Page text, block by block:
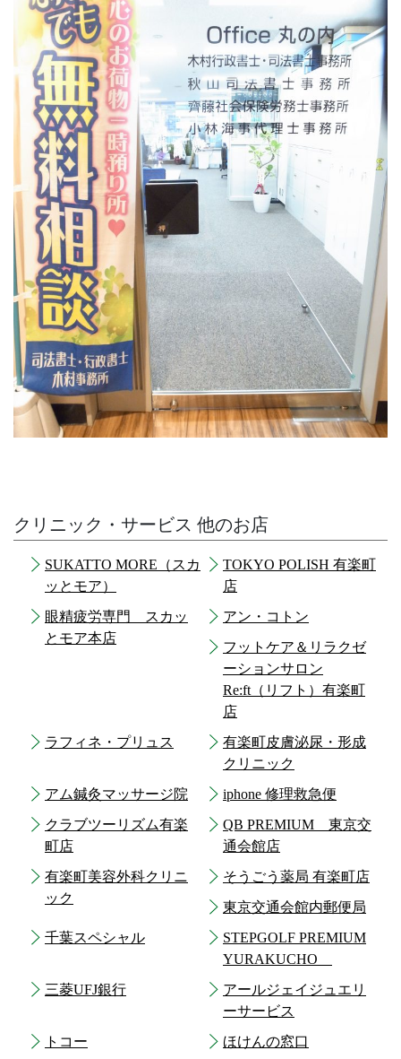
クリニック・サービス 他のお店
SUKATTO MORE（スカ
ッとモア）
TOKYO POLISH 有楽町
店
眼精疲労専門 スカッ
とモア本店
アン・コトン
フットケア＆リラクゼ
ーションサロン
Re:ft（リフト）有楽町
店
ラフィネ・プリュス
有楽町皮膚泌尿・形成
クリニック
アム鍼灸マッサージ院
iphone 修理救急便
クラブツーリズム有楽
町店
QB PREMIUM 東京交
通会館店
有楽町美容外科クリニ
ック
そうごう薬局 有楽町店
東京交通会館内郵便局
千葉スペシャル
STEPGOLF PREMIUM
YURAKUCHO
三菱UFJ銀行
アールジェイジュエリ
ーサービス
トコー
ほけんの窓口